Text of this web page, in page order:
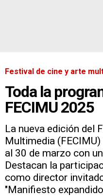
Festival de cine y arte
Toda la
FECIMU 2025
La nueva edición del
Multimedia
al 30 de marzo con
Destacan la
como director
"Manifiesto